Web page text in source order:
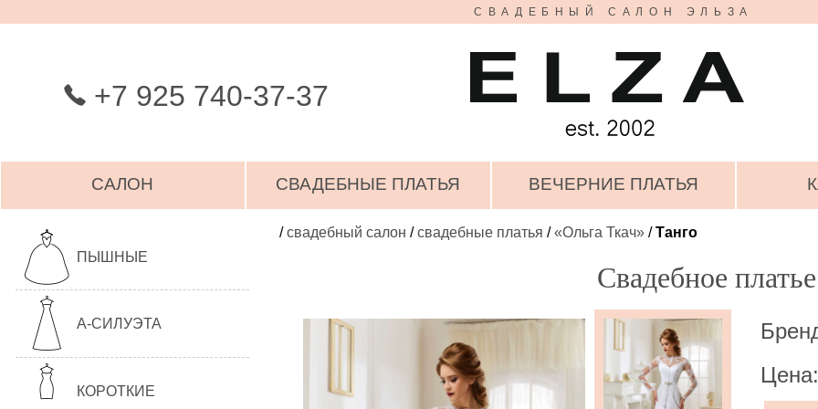
СВАДЕБНЫЙ САЛОН ЭЛЬЗА
+7 925 740-37-37
САЛОН СВАДЕБНЫЕ ПЛАТЬЯ ВЕЧЕРНИЕ ПЛАТЬЯ
ПЫШНЫЕ
А-СИЛУЭТА
КОРОТКИЕ
/свадебный салон /свадебные платья /«Ольга Ткач» /Танго
Свадебное